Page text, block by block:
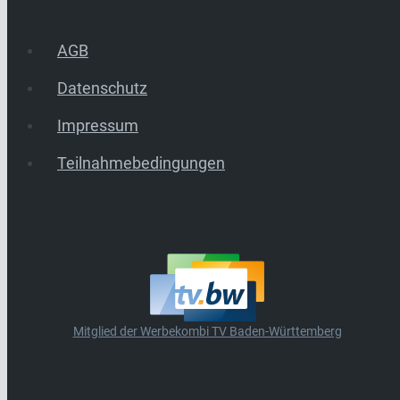
AGB
Datenschutz
Impressum
Teilnahmebedingungen
Mitglied der Werbekombi TV Baden-Württemberg